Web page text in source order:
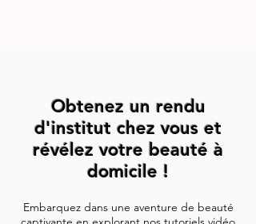
Obtenez un rendu
d'institut chez vous et
révélez votre beauté à
domicile !
Embarquez dans une aventure de beauté